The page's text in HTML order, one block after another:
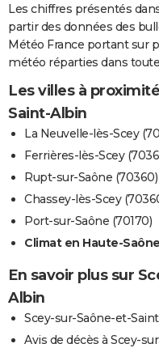
Les chiffres présentés
partir des données des
Météo France portant sur
météo réparties dans
Les villes à
Saint-Albin
La Neuvelle-lès-Scey
Ferrières-lès-Scey
Rupt-sur-Saône (70360)
Chassey-lès-Scey
Port-sur-Saône (70170)
Climat en Haute-Saône
En savoir plus sur
Albin
Scey-sur-Saône-et-
Avis de décès à Scey-